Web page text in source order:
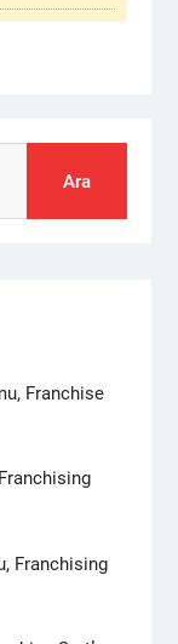
Franchise
Franchising